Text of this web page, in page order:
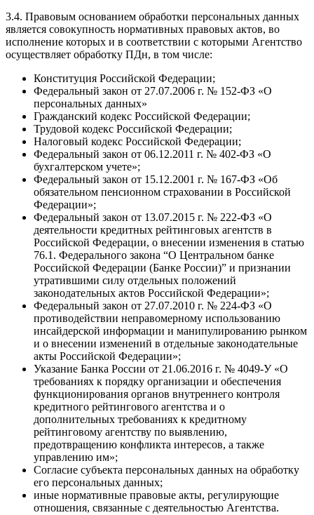
3.4. Правовым основанием обработки персональных данных
является совокупность нормативных правовых актов, во
исполнение которых и в соответствии с которыми Агентство
осуществляет обработку ПДн, в том числе:
Конституция Российской Федерации;
Федеральный закон от 27.07.2006 г. № 152-ФЗ «О
персональных данных»
Гражданский кодекс Российской Федерации;
Трудовой кодекс Российской Федерации;
Налоговый кодекс Российской Федерации;
Федеральный закон от 06.12.2011 г. № 402-ФЗ «О
бухгалтерском учете»;
Федеральный закон от 15.12.2001 г. № 167-ФЗ «Об
обязательном пенсионном страховании в Российской
Федерации»;
Федеральный закон от 13.07.2015 г. № 222-ФЗ «О
деятельности кредитных рейтинговых агентств в
Российской Федерации, о внесении изменения в статью
76.1. Федерального закона “О Центральном банке
Российской Федерации (Банке России)” и признании
утратившими силу отдельных положений
законодательных актов Российской Федерации»;
Федеральный закон от 27.07.2010 г. № 224-ФЗ «О
противодействии неправомерному использованию
инсайдерской информации и манипулированию рынком
и о внесении изменений в отдельные законодательные
акты Российской Федерации»;
Указание Банка России от 21.06.2016 г. № 4049-У «О
требованиях к порядку организации и обеспечения
функционирования органов внутреннего контроля
кредитного рейтингового агентства и о
дополнительных требованиях к кредитному
рейтинговому агентству по выявлению,
предотвращению конфликта интересов, а также
управлению им»;
Согласие субъекта персональных данных на обработку
его персональных данных;
иные нормативные правовые акты, регулирующие
отношения, связанные с деятельностью Агентства.